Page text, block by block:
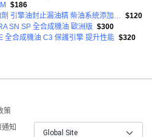
$186
強森 JOHNSENS 引擎復活添加劑 引擎油封止漏油精 柴油系統添加劑 355ml $120
SN SP 全合成機油 歐洲版 $300
全合成機油 C3 保護引擎 提升性能 $320
策
知
Global Site